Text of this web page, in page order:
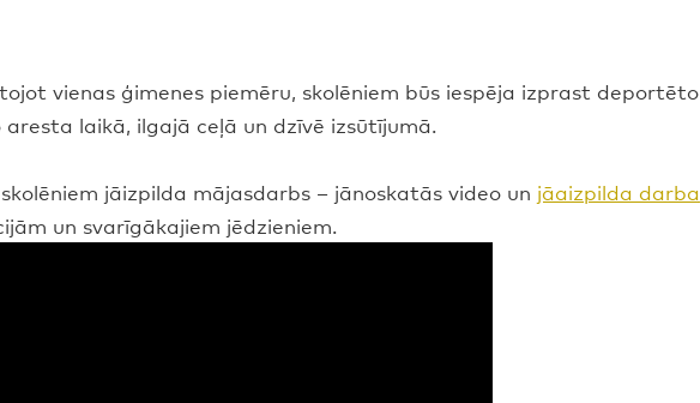
vienas ģimenes piemēru, skolēniem būs iespēja izprast deportēto
laikā, ilgajā ceļā un dzīvē izsūtījumā.
jāizpilda mājasdarbs – jānoskatās video un jāaizpilda darba
un svarīgākajiem jēdzieniem.